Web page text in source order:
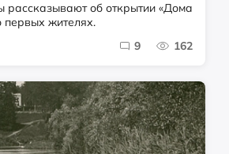
об открытии «Дома
первых жителях.
9 162